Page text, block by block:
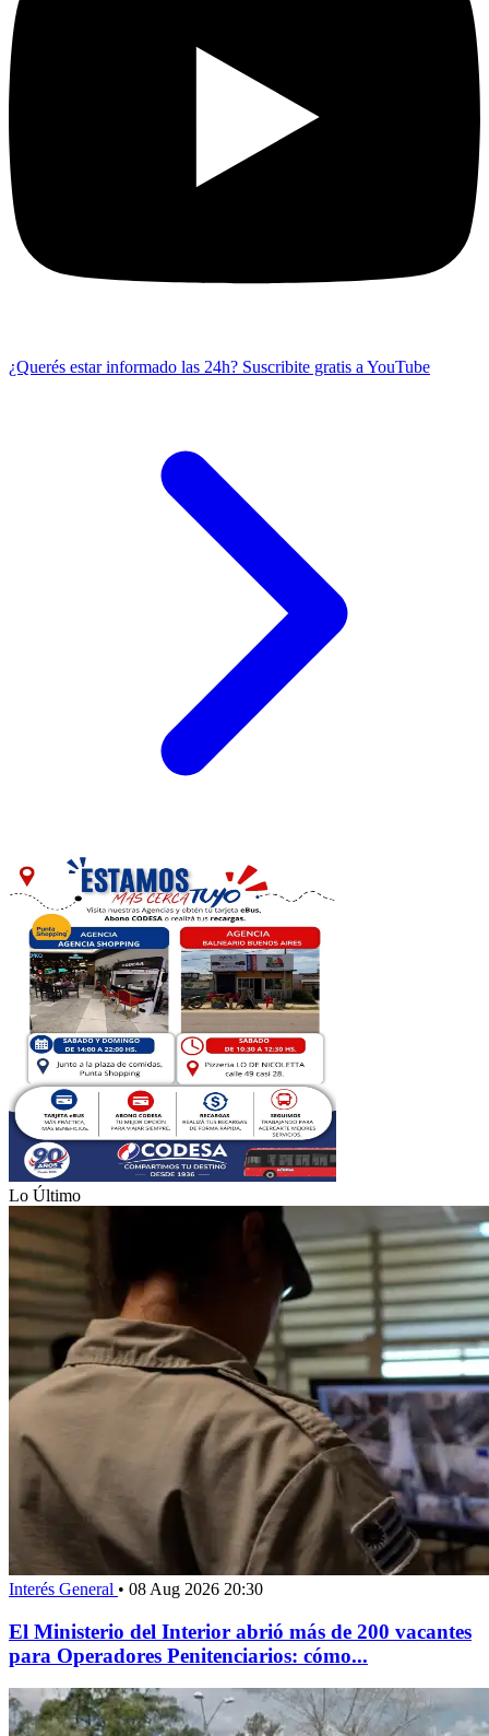
¿Querés estar informado las 24h? Suscribite gratis a YouTube
Lo Último
Interés General • 08 Aug 2026 20:30
El Ministerio del Interior abrió más de 200 vacantes
para Operadores Penitenciarios: cómo...